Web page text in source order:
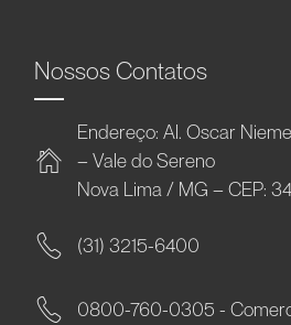
Nossos Contatos
Endereço: Al. Oscar
– Vale do Sereno
Nova Lima / MG – CEP:
(31) 3215-6400
0800-760-0305 -